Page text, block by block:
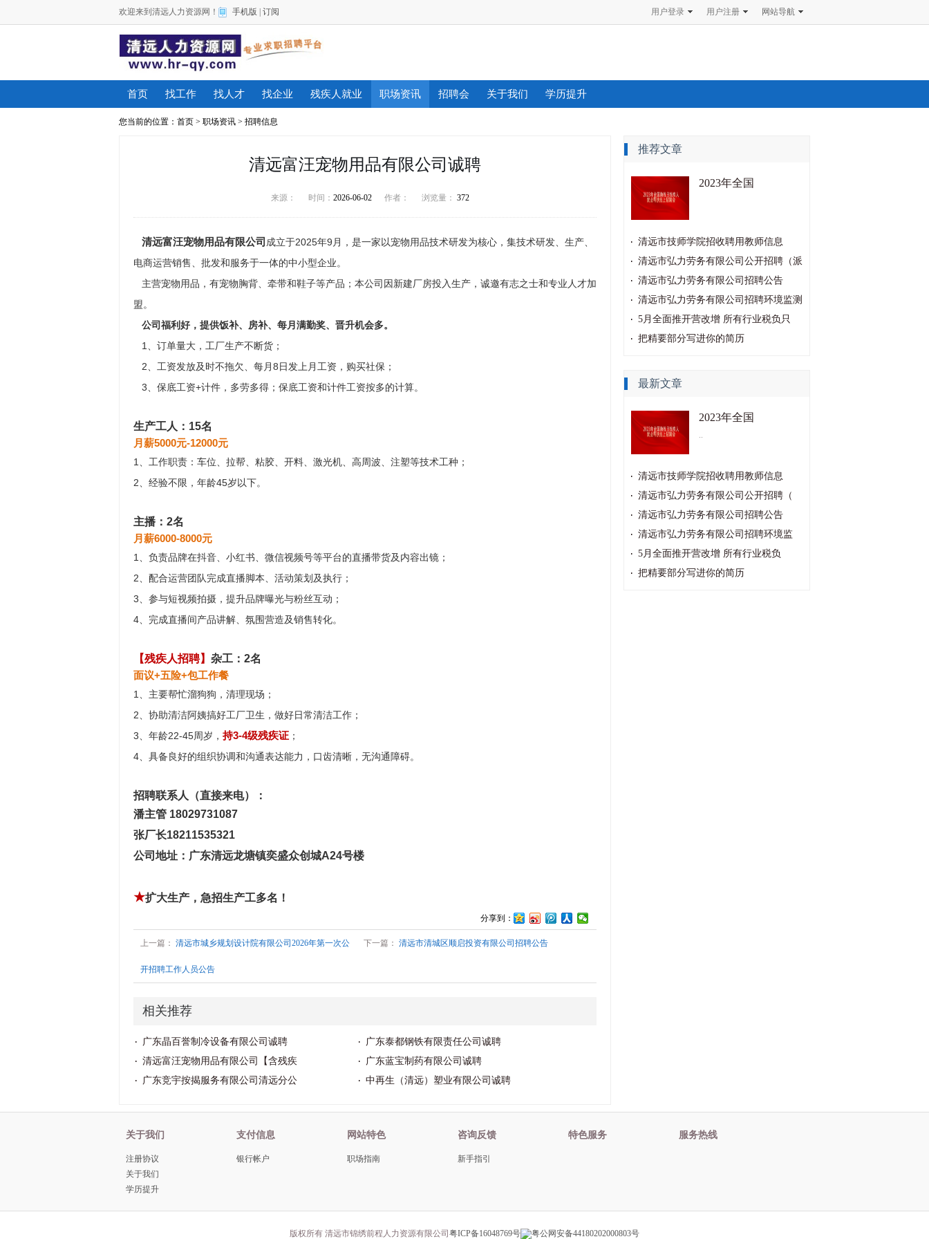
欢迎来到清远人力资源网！ 手机版 订阅 网站导航
用户登录 用户注册
首页 找工作 找人才 找企业 残疾人就业 职场资讯 招聘会 关于我们 学历提升
您当前的位置： 首页 > 职场资讯 > 招聘信息
清远富汪宠物用品有限公司诚聘
来源： 时间： 2026-06-02 作者： 浏览量： 372
清远富汪宠物用品有限公司 成立于2025年9月，是一家以宠物用品技术研发为核心，集技术研发、生产、
电商运营销售、批发和服务于一体的中小型企业。
主营宠物用品，有宠物胸背、牵带和鞋子等产品；本公司因新建厂房投入生产，诚邀有志之士和专业人才加
盟。
公司福利好，提供饭补、房补、每月满勤奖、晋升机会多。
1、订单量大，工厂生产不断货；
2、工资发放及时不拖欠、每月8日发上月工资，购买社保；
3、保底工资+计件，多劳多得；保底工资和计件工资按多的计算。
生产工人：15名
月薪5000元-12000元
1、工作职责：车位、拉帮、粘胶、开料、激光机、高周波、注塑等技术工种；
2、经验不限，年龄45岁以下。
主播：2名
月薪6000-8000元
1、负责品牌在抖音、小红书、微信视频号等平台的直播带货及内容出镜；
2、配合运营团队完成直播脚本、活动策划及执行；
3、参与短视频拍摄，提升品牌曝光与粉丝互动；
4、完成直播间产品讲解、氛围营造及销售转化。
【残疾人招聘】 杂工：2名
面议+五险+包工作餐
1、主要帮忙溜狗狗，清理现场；
2、协助清洁阿姨搞好工厂卫生，做好日常清洁工作；
3、年龄22-45周岁， 持3-4级残疾证 ；
4、具备良好的组织协调和沟通表达能力，口齿清晰，无沟通障碍。
招聘联系人（直接来电）：
潘主管 18029731087
张厂长18211535321
公司地址：广东清远龙塘镇奕盛众创城A24号楼
★扩大生产，急招生产工多名！
分享到：
上一篇： 清远市城乡规划设计院有限公司2026年第一次公
开招聘工作人员公告
下一篇： 清远市清城区顺启投资有限公司招聘公告
相关推荐
广东晶百誉制冷设备有限公司诚聘
广东泰都钢铁有限责任公司诚聘
清远富汪宠物用品有限公司【含残疾
广东蓝宝制药有限公司诚聘
广东竞宇按揭服务有限公司清远分公
中再生（清远）塑业有限公司诚聘
推荐文章
2023年全国
清远市技师学院招收聘用教师信息
清远市弘力劳务有限公司公开招聘（派
清远市弘力劳务有限公司招聘公告
清远市弘力劳务有限公司招聘环境监测
5月全面推开营改增 所有行业税负只
把精要部分写进你的简历
最新文章
2023年全国
..
清远市技师学院招收聘用教师信息
清远市弘力劳务有限公司公开招聘（
清远市弘力劳务有限公司招聘公告
清远市弘力劳务有限公司招聘环境监
5月全面推开营改增 所有行业税负
把精要部分写进你的简历
关于我们
注册协议
关于我们
学历提升
支付信息
银行帐户
网站特色
职场指南
咨询反馈
新手指引
特色服务 服务热线
版权所有 清远市锦绣前程人力资源有限公司 粤ICP备16048769号 粤公网安备44180202000803号